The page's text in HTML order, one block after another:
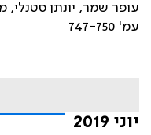
עופר שמר, יונתן סטנלי,
עמ' 747-750
יוני 2019